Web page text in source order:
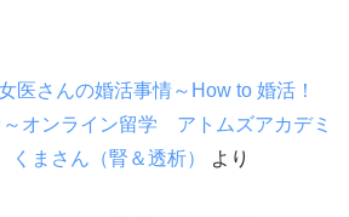
医さんの婚活事情～How to 婚活！
オンライン留学 アトムズアカデミ
まさん（腎＆透析）
より